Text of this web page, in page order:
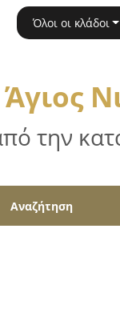
Όλοι οι κλάδοι
την
Αναζήτηση